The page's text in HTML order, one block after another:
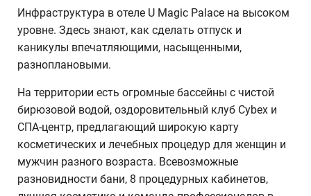
Инфраструктура в отеле U Magic Palace на высоком
уровне. Здесь знают, как сделать отпуск и
каникулы впечатляющими, насыщенными,
разноплановыми.
На территории есть огромные бассейны с чистой
бирюзовой водой, оздоровительный клуб Cybex и
СПА-центр, предлагающий широкую карту
косметических и лечебных процедур для женщин и
мужчин разного возраста. Всевозможные
разновидности бани, 8 процедурных кабинетов,